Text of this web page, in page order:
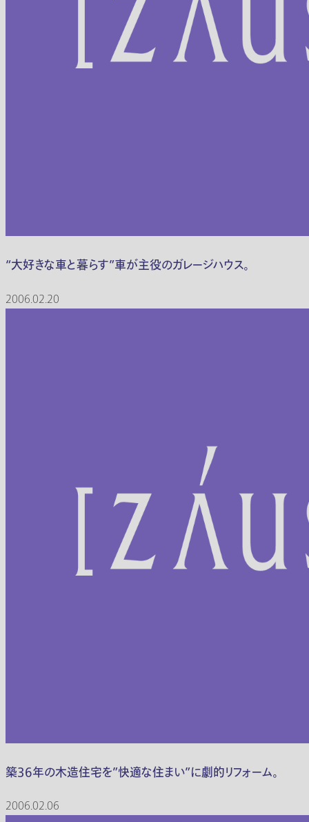
“大好きな車と暮らす”車が主役のガレージハウス。
2006.02.20
築36年の木造住宅を”快適な住まい”に劇的リフォーム。
2006.02.06